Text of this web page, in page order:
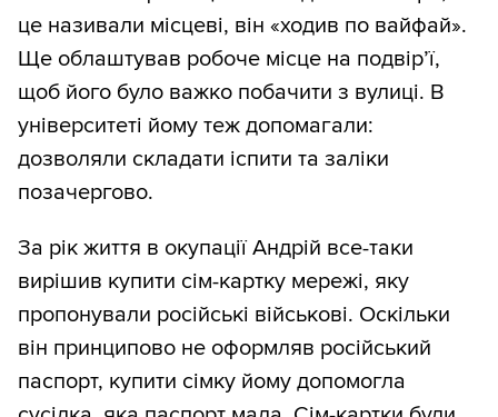
це називали місцеві, він «ходив по вайфай».
Ще облаштував робоче місце на подвір’ї,
щоб його було важко побачити з вулиці. В
університеті йому теж допомагали:
дозволяли складати іспити та заліки
позачергово.
За рік життя в окупації Андрій все-таки
вирішив купити сім-картку мережі, яку
пропонували російські військові. Оскільки
він принципово не оформляв російський
паспорт, купити сімку йому допомогла